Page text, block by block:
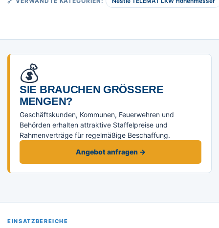
💰
SIE BRAUCHEN GRÖSSERE M
ENGEN?
Geschäftskunden, Kommunen, Feuerwehren und
Behörden erhalten attraktive Staffelpreise und
Rahmenverträge für regelmäßige Beschaffung.
Angebot anfragen →
EINSATZBEREICHE